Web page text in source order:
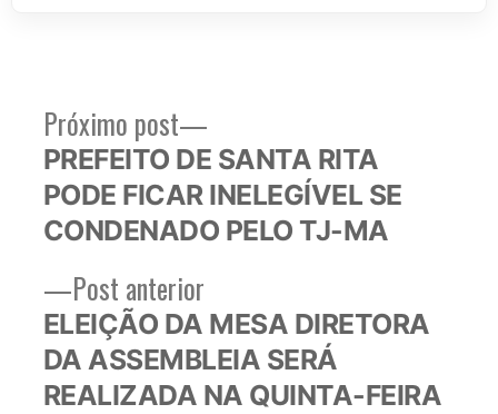
Navegação
de
Post
Post anteriorPost
anterior:
ELEIÇÃO DA MESA DIRETORA
DA ASSEMBLEIA SERÁ
REALIZADA NA QUINTA-FEIRA
Próximo post
Próximo
post:
PREFEITO DE SANTA RITA
PODE FICAR INELEGÍVEL SE
CONDENADO PELO TJ-MA